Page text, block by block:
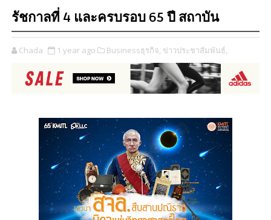
รัชกาลที่ 4 และครบรอบ 65 ปี สถาบัน
Chada 1 year ago Businessธุรกิจ, ข่าวประชาสัมพันธ์,